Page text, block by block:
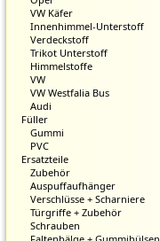
VW Käfer
Innenhimmel-Unterstoff
Verdeckstoff
Trikot Unterstoff
Himmelstoffe
VW
VW Westfalia Bus
Audi
Füller
Gummi
PVC
Ersatzteile
Zubehör
Auspuffaufhänger
Verschlüsse + Scharniere
Türgriffe + Zubehör
Schrauben